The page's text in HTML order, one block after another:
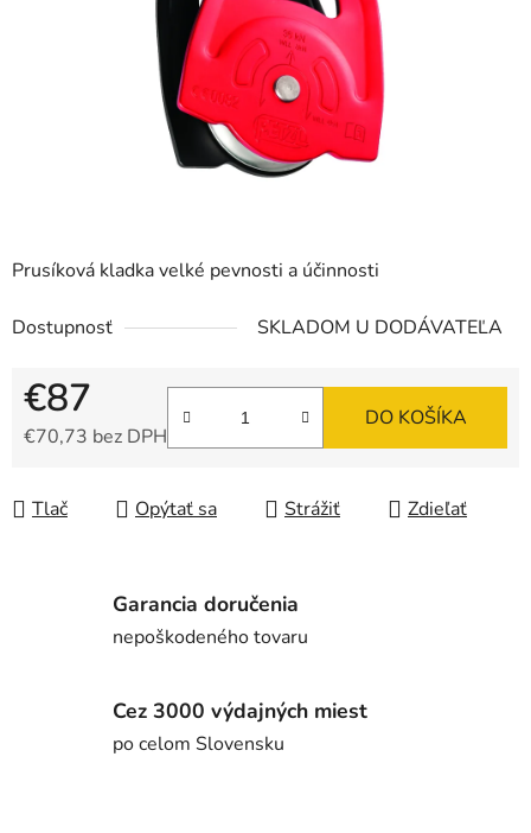
Prusíková kladka velké pevnosti a účinnosti
Dostupnosť SKLADOM U DODÁVATEĽA
€87
€70,73 bez DPH
DO KOŠÍKA
Tlač Opýtať sa Strážiť Zdieľať
Garancia doručenia
nepoškodeného tovaru
Cez 3000 výdajných miest
po celom Slovensku